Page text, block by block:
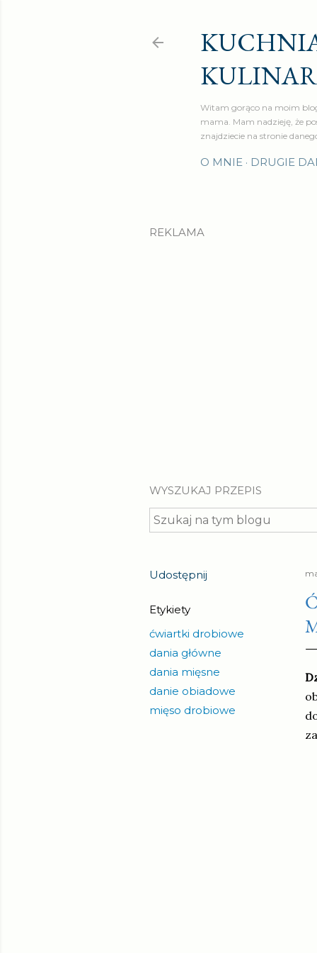
Witam gorąco na moim
mama. Mam nadzieję, że
znajdziecie na stronie
O MNIE DRUGIE
REKLAMA
WYSZUKAJ PRZEPIS
Udostępnij
Etykiety
ćwiartki drobiowe
dania główne
dania mięsne
danie obiadowe
mięso drobiowe